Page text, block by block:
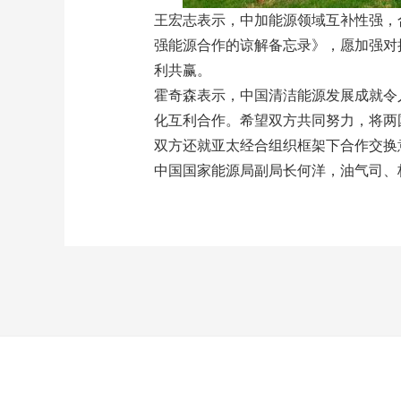
王宏志表示，中加能源领域互补性强
强能源合作的谅解备忘录》，愿加强
利共赢。
霍奇森表示，中国清洁能源发展成就
化互利合作。希望双方共同努力，将
双方还就亚太经合组织框架下合作交
中国国家能源局副局长何洋，油气司